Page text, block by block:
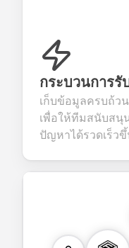
กระบวนการรั
เก็บข้อมูลครบถ้ว
เพื่อให้ทีมสนับสนุ
ปัญหาได้รวดเร็ว